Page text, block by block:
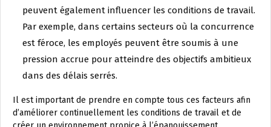
peuvent également influencer les conditions de travail.
Par exemple, dans certains secteurs où la concurrence
est féroce, les employés peuvent être soumis à une
pression accrue pour atteindre des objectifs ambitieux
dans des délais serrés.
Il est important de prendre en compte tous ces facteurs afin
d’améliorer continuellement les conditions de travail et de